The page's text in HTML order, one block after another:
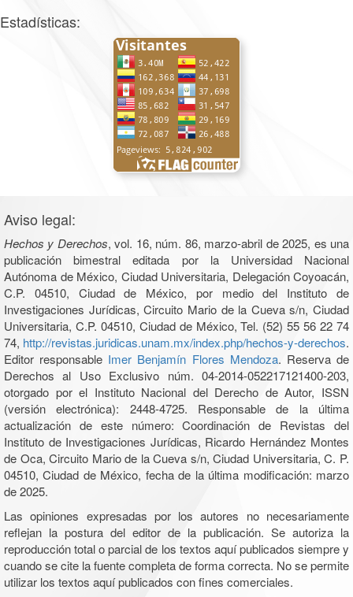
Estadísticas:
Aviso legal:
Hechos y Derechos, vol. 16, núm. 86, marzo-abril de 2025, es una
publicación bimestral editada por la Universidad Nacional
Autónoma de México, Ciudad Universitaria, Delegación Coyoacán,
C.P. 04510, Ciudad de México, por medio del Instituto de
Investigaciones Jurídicas, Circuito Mario de la Cueva s/n, Ciudad
Universitaria, C.P. 04510, Ciudad de México, Tel. (52) 55 56 22 74
74, http://revistas.juridicas.unam.mx/index.php/hechos-y-derechos.
Editor responsable Imer Benjamín Flores Mendoza. Reserva de
Derechos al Uso Exclusivo núm. 04-2014-052217121400-203,
otorgado por el Instituto Nacional del Derecho de Autor, ISSN
(versión electrónica): 2448-4725. Responsable de la última
actualización de este número: Coordinación de Revistas del
Instituto de Investigaciones Jurídicas, Ricardo Hernández Montes
de Oca, Circuito Mario de la Cueva s/n, Ciudad Universitaria, C. P.
04510, Ciudad de México, fecha de la última modificación: marzo
de 2025.
Las opiniones expresadas por los autores no necesariamente
reflejan la postura del editor de la publicación. Se autoriza la
reproducción total o parcial de los textos aquí publicados siempre y
cuando se cite la fuente completa de forma correcta. No se permite
utilizar los textos aquí publicados con fines comerciales.